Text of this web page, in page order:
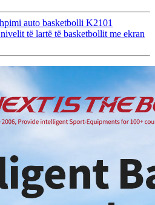
auto basketbolli K2101
të lartë të basketbollit me ekran